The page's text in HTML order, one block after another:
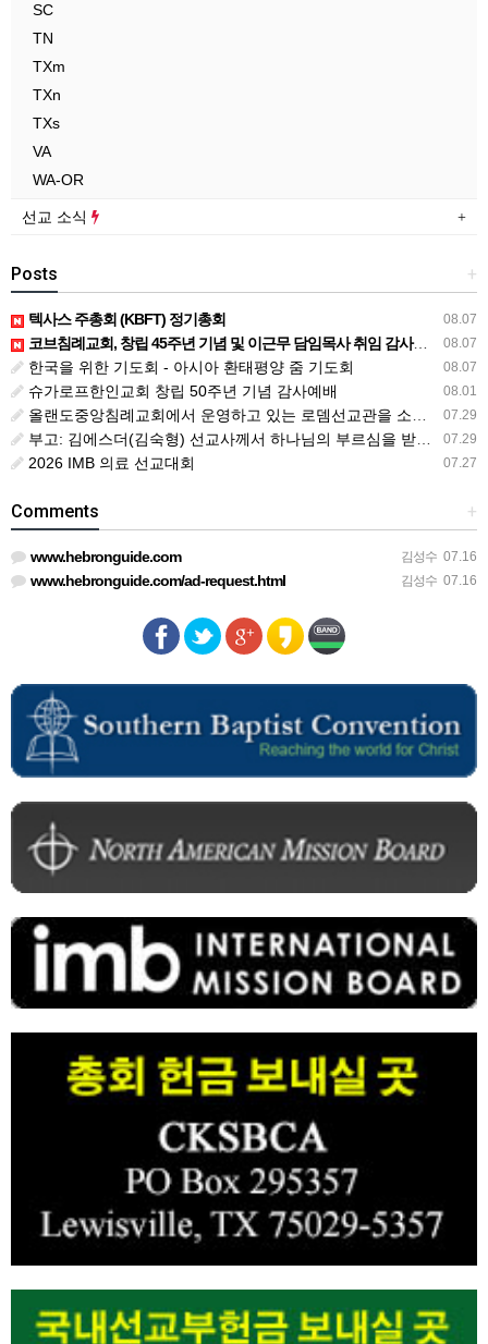
SC
TN
TXm
TXn
TXs
VA
WA-OR
선교 소식
+
Posts
08.07
텍사스 주총회 (KBFT) 정기총회
08.07
코브침례교회, 창립 45주년 기념 및 이근무 담임목사 취임 감사예배 드려
08.07
한국을 위한 기도회 - 아시아 환태평양 줌 기도회
08.01
슈가로프한인교회 창립 50주년 기념 감사예배
07.29
올랜도중앙침례교회에서 운영하고 있는 로뎀선교관을 소개해 드립니다
07.29
부고: 김에스더(김숙형) 선교사께서 하나님의 부르심을 받았습니다.
07.27
2026 IMB 의료 선교대회
+
Comments
김성수 07.16
www.hebronguide.com
김성수 07.16
www.hebronguide.com/ad-request.html